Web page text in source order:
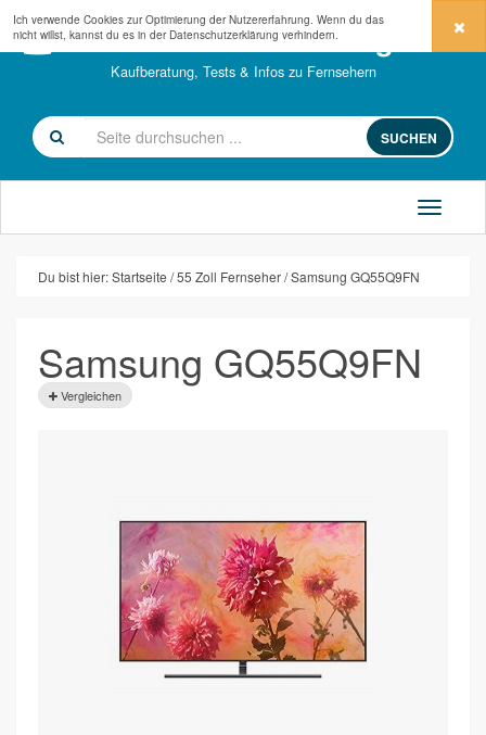
fernseher-kaufberatung.com
Kaufberatung, Tests & Infos zu Fernsehern
SUCHEN
Du bist hier:Startseite 55 Zoll Fernseher Samsung GQ55Q9FN
Samsung GQ55Q9FN
Vergleichen
Ich verwende Cookies zur Optimierung der Nutzererfahrung. Wenn du das
nicht willst, kannst du es in der Datenschutzerklärung verhindern.